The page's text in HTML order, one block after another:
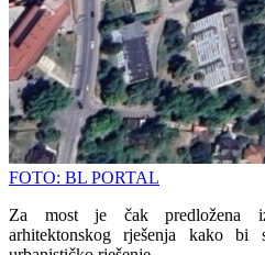
FOTO: BL PORTAL
Za most je čak predložena
arhitektonskog rješenja kako